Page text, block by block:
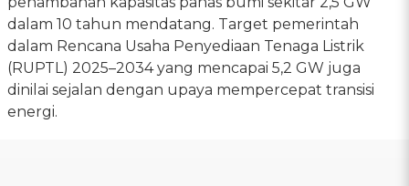
dalam 10 tahun mendatang. Target pemerintah
dalam Rencana Usaha Penyediaan Tenaga Listrik
(RUPTL) 2025–2034 yang mencapai 5,2 GW juga
dinilai sejalan dengan upaya mempercepat transisi
energi.